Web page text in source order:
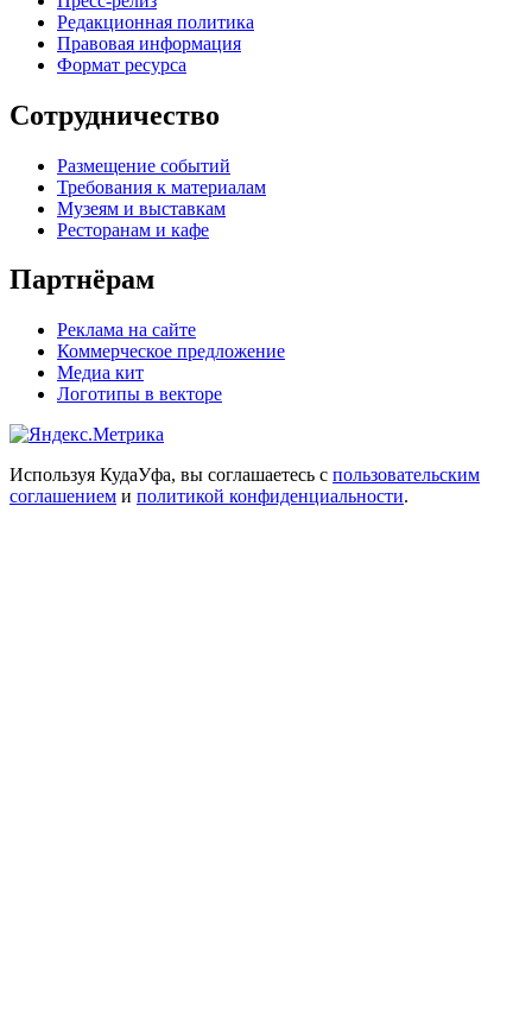
Редакционная политика
Правовая информация
Формат ресурса
Сотрудничество
Размещение событий
Требования к материалам
Музеям и выставкам
Ресторанам и кафе
Партнёрам
Реклама на сайте
Коммерческое предложение
Медиа кит
Логотипы в векторе
Используя КудаУфа, вы соглашаетесь с пользовательским
соглашением и политикой конфиденциальности.